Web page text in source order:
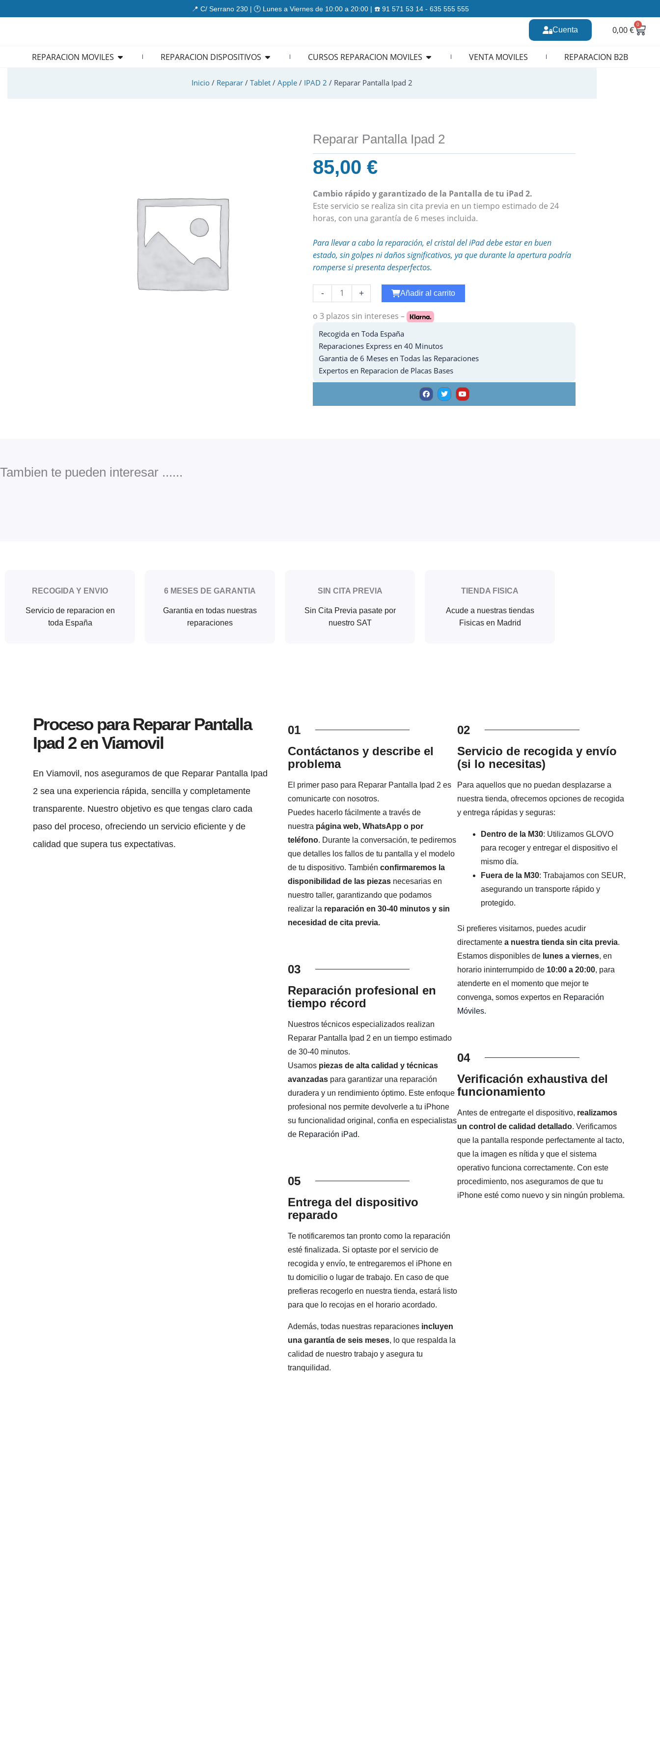
al
📍 C/ Serrano 230 | 🕐 Lunes a Viernes de 10:00 a 20:00 | ☎️ 91 571 53 14 - 635 555 555
Cuenta 0,00€
0
REPARACION MOVILES Open REPARACION MOVILES
REPARACION DISPOSITIVOS Open REPARACION DISPOSITIVOS
CURSOS REPARACION MOVILES Open CURSOS REPARACION MOVILES
VENTA MOVILES REPARACION B2B
Inicio / Reparar / Tablet / Apple / IPAD 2 / Reparar Pantalla Ipad 2
Reparar Pantalla Ipad 2
85,00 €
Cambio rápido y garantizado de la Pantalla de tu iPad 2.
Este servicio se realiza sin cita previa en un tiempo estimado de 24
horas, con una garantía de 6 meses incluida.
Para llevar a cabo la reparación, el cristal del iPad debe estar en buen
estado, sin golpes ni daños significativos, ya que durante la apertura podría
romperse si presenta desperfectos.
-
Reparar
Cobertura
Ipad
12.9
2020
cantidad
+ Añadir al carrito
o 3 plazos sin intereses –
Recogida en Toda España
Reparaciones Express en 40 Minutos
Garantia de 6 Meses en Todas las Reparaciones
Expertos en Reparacion de Placas Bases
F
a
c
e
T
w
i
t
Y
o
u
t
Tambien te pueden interesar ......
RECOGIDA Y ENVIO
Servicio de reparacion en
toda España
6 MESES DE GARANTIA
Garantia en todas nuestras
reparaciones
SIN CITA PREVIA
Sin Cita Previa pasate por
nuestro SAT
TIENDA FISICA
Acude a nuestras tiendas
Fisicas en Madrid
Proceso para Reparar Pantalla
Ipad 2 en Viamovil
En Viamovil, nos aseguramos de que Reparar Pantalla Ipad
2 sea una experiencia rápida, sencilla y completamente
transparente. Nuestro objetivo es que tengas claro cada
paso del proceso, ofreciendo un servicio eficiente y de
calidad que supera tus expectativas.
01
Contáctanos y describe el
problema
El primer paso para Reparar Pantalla Ipad 2 es
comunicarte con nosotros.
Puedes hacerlo fácilmente a través de
nuestra página web, WhatsApp o por
teléfono. Durante la conversación, te pediremos
que detalles los fallos de tu pantalla y el modelo
de tu dispositivo. También confirmaremos la
disponibilidad de las piezasnecesarias en
nuestro taller, garantizando que podamos
realizar la reparación en 30-40 minutos y sin
necesidad de cita previa.
03
Reparación profesional en
tiempo récord
Nuestros técnicos especializados realizan
Reparar Pantalla Ipad 2 en un tiempo estimado
de 30-40 minutos.
Usamos piezas de alta calidad y técnicas
avanzadaspara garantizar una reparación
duradera y un rendimiento óptimo. Este enfoque
profesional nos permite devolverle a tu iPhone
su funcionalidad original, confia en especialistas
de Reparación iPad.
05
Entrega del dispositivo
reparado
Te notificaremos tan pronto como la reparación
esté finalizada. Si optaste por el servicio de
recogida y envío, te entregaremos el iPhone en
tu domicilio o lugar de trabajo. En caso de que
prefieras recogerlo en nuestra tienda, estará listo
para que lo recojas en el horario acordado.
Además, todas nuestras reparaciones incluyen
una garantía de seis meses, lo que respalda la
calidad de nuestro trabajo y asegura tu
tranquilidad.
02
Servicio de recogida y envío
(si lo necesitas)
Para aquellos que no puedan desplazarse a
nuestra tienda, ofrecemos opciones de recogida
y entrega rápidas y seguras:
Dentro de la M30: Utilizamos GLOVO
para recoger y entregar el dispositivo el
mismo día.
Fuera de la M30: Trabajamos con SEUR,
asegurando un transporte rápido y
protegido.
Si prefieres visitarnos, puedes acudir
directamentea nuestra tienda sin cita previa.
Estamos disponibles de lunes a viernes, en
horario ininterrumpido de 10:00 a 20:00, para
atenderte en el momento que mejor te
convenga, somos expertos en Reparación
Móviles.
04
Verificación exhaustiva del
funcionamiento
Antes de entregarte el dispositivo, realizamos
un control de calidad detallado. Verificamos
que la pantalla responde perfectamente al tacto,
que la imagen es nítida y que el sistema
operativo funciona correctamente. Con este
procedimiento, nos aseguramos de que tu
iPhone esté como nuevo y sin ningún problema.